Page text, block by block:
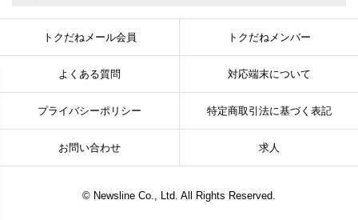
トクだねメール会員 トクだねメンバー
よくある質問 対応端末について
プライバシーポリシー 特定商取引法に基づく表記
お問い合わせ 求人
© Newsline Co., Ltd. All Rights Reserved.